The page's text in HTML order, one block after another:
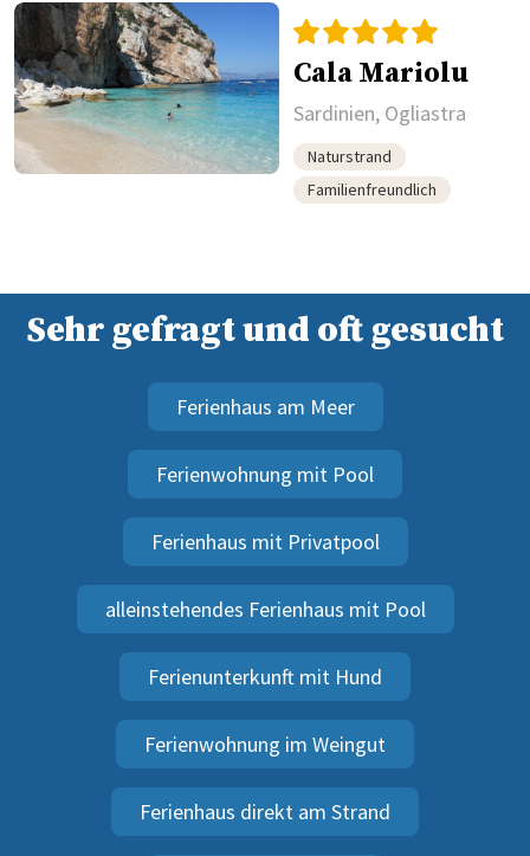
Cala Mariolu
Sardinien, Ogliastra
Naturstrand
Familienfreundlich
Sehr gefragt und oft gesucht
Ferienhaus am Meer
Ferienwohnung mit Pool
Ferienhaus mit Privatpool
alleinstehendes Ferienhaus mit Pool
Ferienunterkunft mit Hund
Ferienwohnung im Weingut
Ferienhaus direkt am Strand